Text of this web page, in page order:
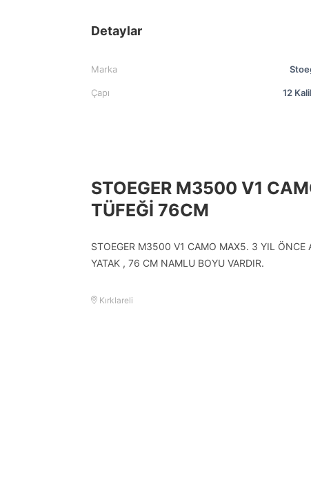
Detaylar
Marka
Çapı 12
STOEGER M3500 V1
TÜFEĞİ 76CM
STOEGER M3500 V1 CAMO MAX5. 3 YIL
YATAK , 76 CM NAMLU BOYU VARDIR.
Kırklareli